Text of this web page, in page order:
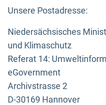
Unsere Postadresse:
Niedersächsisches
und Klimaschutz
Referat 14:
eGovernment
Archivstrasse 2
D-30169 Hannover